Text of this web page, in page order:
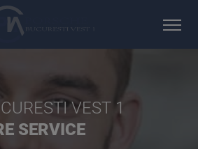
VEST 1
SERVICE